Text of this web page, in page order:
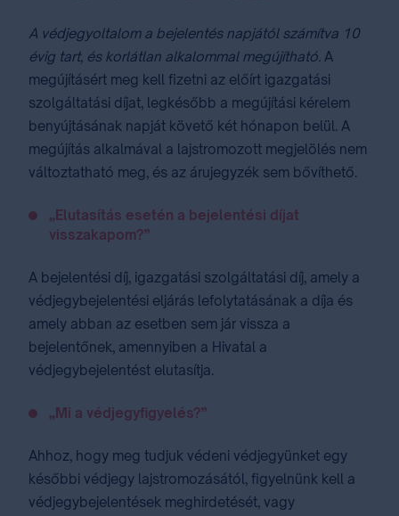
A védjegyoltalom a bejelentés napjától számítva 10
évig tart, és korlátlan alkalommal megújítható. A
megújításért meg kell fizetni az előírt igazgatási
szolgáltatási díjat, legkésőbb a megújítási kérelem
benyújtásának napját követő két hónapon belül. A
megújítás alkalmával a lajstromozott megjelölés nem
változtatható meg, és az árujegyzék sem bővíthető.
„Elutasítás esetén a bejelentési díjat
visszakapom?”
A bejelentési díj, igazgatási szolgáltatási díj, amely a
védjegybejelentési eljárás lefolytatásának a díja és
amely abban az esetben sem jár vissza a
bejelentőnek, amennyiben a Hivatal a
védjegybejelentést elutasítja.
„Mi a védjegyfigyelés?”
Ahhoz, hogy meg tudjuk védeni védjegyünket egy
későbbi védjegy lajstromozásától, figyelnünk kell a
védjegybejelentések meghirdetését, vagy